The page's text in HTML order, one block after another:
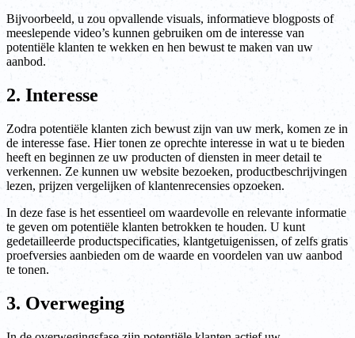
Bijvoorbeeld, u zou opvallende visuals, informatieve blogposts of
meeslepende video’s kunnen gebruiken om de interesse van
potentiële klanten te wekken en hen bewust te maken van uw
aanbod.
2. Interesse
Zodra potentiële klanten zich bewust zijn van uw merk, komen ze in
de interesse fase. Hier tonen ze oprechte interesse in wat u te bieden
heeft en beginnen ze uw producten of diensten in meer detail te
verkennen. Ze kunnen uw website bezoeken, productbeschrijvingen
lezen, prijzen vergelijken of klantenrecensies opzoeken.
In deze fase is het essentieel om waardevolle en relevante informatie
te geven om potentiële klanten betrokken te houden. U kunt
gedetailleerde productspecificaties, klantgetuigenissen, of zelfs gratis
proefversies aanbieden om de waarde en voordelen van uw aanbod
te tonen.
3. Overweging